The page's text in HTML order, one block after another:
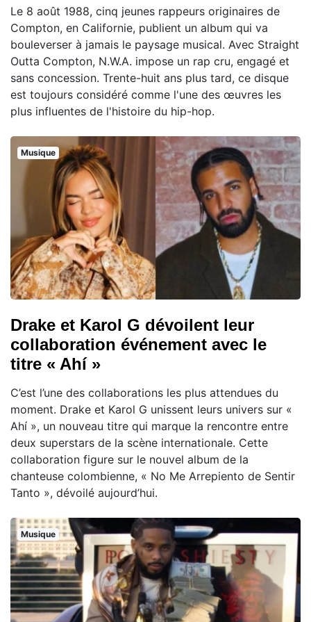
Le 8 août 1988, cinq jeunes rappeurs originaires de
Compton, en Californie, publient un album qui va
bouleverser à jamais le paysage musical. Avec Straight
Outta Compton, N.W.A. impose un rap cru, engagé et
sans concession. Trente-huit ans plus tard, ce disque
est toujours considéré comme l'une des œuvres les
plus influentes de l'histoire du hip-hop.
Musique
Drake et Karol G dévoilent leur
collaboration événement avec le
titre « Ahí »
C’est l’une des collaborations les plus attendues du
moment. Drake et Karol G unissent leurs univers sur «
Ahí », un nouveau titre qui marque la rencontre entre
deux superstars de la scène internationale. Cette
collaboration figure sur le nouvel album de la
chanteuse colombienne, « No Me Arrepiento de Sentir
Tanto », dévoilé aujourd’hui.
Musique